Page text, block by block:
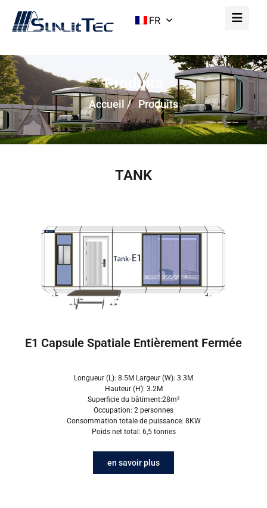
FR
Produits
Accueil / Produits
TANK
E1 Capsule Spatiale Entièrement Fermée
Longueur (L): 8.5M Largeur (W): 3.3M
Hauteur (H): 3.2M
Superficie du bâtiment:28m²
Occupation: 2 personnes
Consommation totale de puissance: 8KW
Poids net total: 6,5 tonnes
en savoir plus